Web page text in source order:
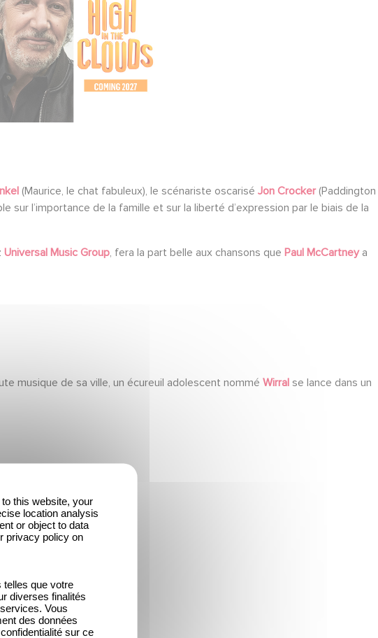
(Maurice, le chat fabuleux), le scénariste oscarisé Jon Crocker(Paddington
l’importance de la famille et sur la liberté d’expression par le biais de la
Universal Music Group, fera la part belle aux chansons que Paul McCartneya
musique de sa ville, un écureuil adolescent nommé Wirral se lance dans un
this website, your
location analysis
or object to data
privacy policy on
telles que votre
diverses finalités
Vous
des données
sur ce